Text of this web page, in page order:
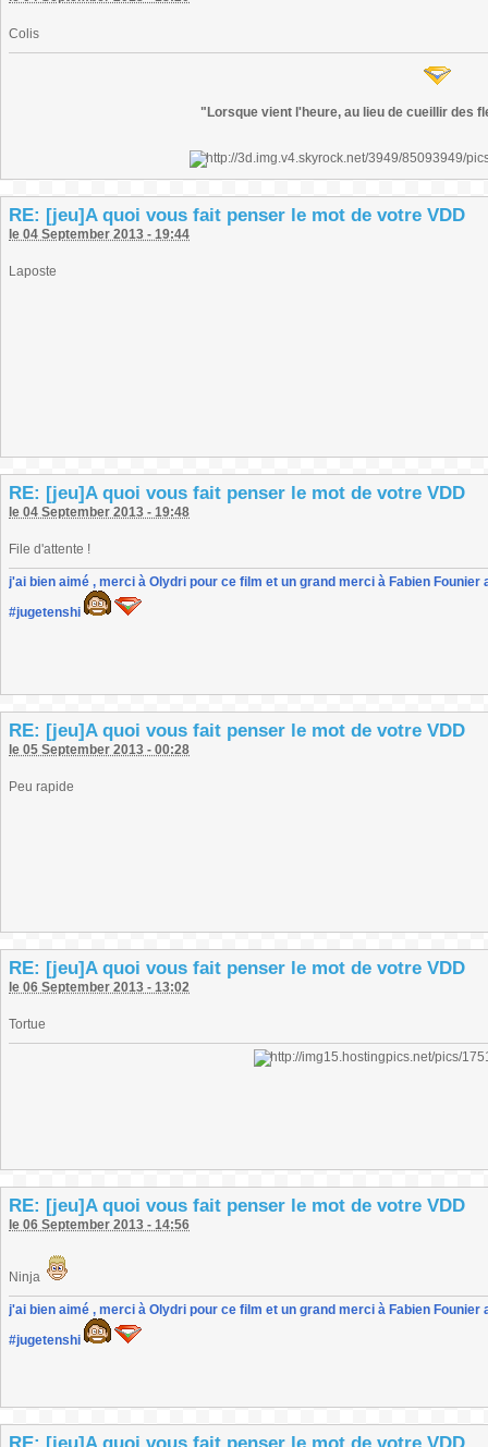
Colis
"Lorsque vient l'heure, au lieu de cueillir des
RE: [jeu]A quoi vous fait penser le mot de votre VDD
le 04 September 2013 - 19:44
Laposte
RE: [jeu]A quoi vous fait penser le mot de votre VDD
le 04 September 2013 - 19:48
File d'attente !
j'ai bien aimé , merci à Olydri pour ce film et un grand merci à Fabien
#jugetenshi
RE: [jeu]A quoi vous fait penser le mot de votre VDD
le 05 September 2013 - 00:28
Peu rapide
RE: [jeu]A quoi vous fait penser le mot de votre VDD
le 06 September 2013 - 13:02
Tortue
RE: [jeu]A quoi vous fait penser le mot de votre VDD
le 06 September 2013 - 14:56
Ninja
j'ai bien aimé , merci à Olydri pour ce film et un grand merci à Fabien
#jugetenshi